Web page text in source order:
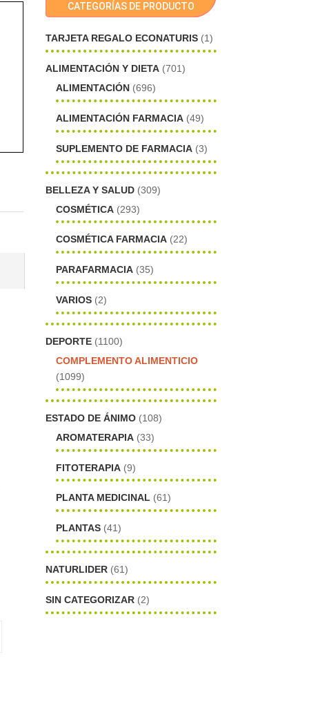
CATEGORÍAS DE PRODUCTO
TARJETA REGALO ECONATURIS (1)
ALIMENTACIÓN Y DIETA (701)
ALIMENTACIÓN (696)
ALIMENTACIÓN FARMACIA (49)
SUPLEMENTO DE FARMACIA (3)
BELLEZA Y SALUD (309)
COSMÉTICA (293)
COSMÉTICA FARMACIA (22)
PARAFARMACIA (35)
VARIOS (2)
DEPORTE (1100)
COMPLEMENTO ALIMENTICIO
(1099)
ESTADO DE ÁNIMO (108)
AROMATERAPIA (33)
FITOTERAPIA (9)
PLANTA MEDICINAL (61)
PLANTAS (41)
NATURLIDER (61)
SIN CATEGORIZAR (2)